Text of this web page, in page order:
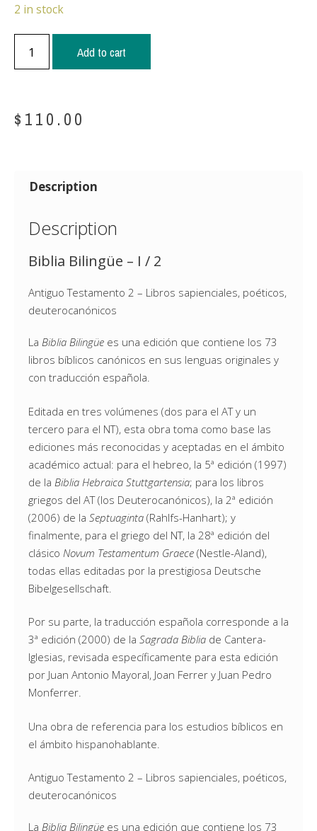
2 in stock
Add to cart
$ 110.00
Description
Description
Biblia Bilingüe – I / 2
Antiguo Testamento 2 – Libros sapienciales, poéticos,
deuterocanónicos
La Biblia Bilingüe es una edición que contiene los 73
libros bíblicos canónicos en sus lenguas originales y
con traducción española.
Editada en tres volúmenes (dos para el AT y un
tercero para el NT), esta obra toma como base las
ediciones más reconocidas y aceptadas en el ámbito
académico actual: para el hebreo, la 5ª edición (1997)
de la Biblia Hebraica Stuttgartensia; para los libros
griegos del AT (los Deuterocanónicos), la 2ª edición
(2006) de la Septuaginta (Rahlfs-Hanhart); y
finalmente, para el griego del NT, la 28ª edición del
clásico Novum Testamentum Graece (Nestle-Aland),
todas ellas editadas por la prestigiosa Deutsche
Bibelgesellschaft.
Por su parte, la traducción española corresponde a la
3ª edición (2000) de la Sagrada Biblia de Cantera-
Iglesias, revisada específicamente para esta edición
por Juan Antonio Mayoral, Joan Ferrer y Juan Pedro
Monferrer.
Una obra de referencia para los estudios bíblicos en
el ámbito hispanohablante.
Antiguo Testamento 2 – Libros sapienciales, poéticos,
deuterocanónicos
La Biblia Bilingüe es una edición que contiene los 73